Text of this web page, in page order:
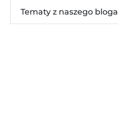
Tematy z naszego bloga